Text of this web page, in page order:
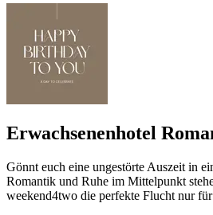
Erwachsenenhotel
Gönnt euch eine ungestörte Auszeit in
Romantik und Ruhe im Mittelpunkt
weekend4two die perfekte Flucht nur